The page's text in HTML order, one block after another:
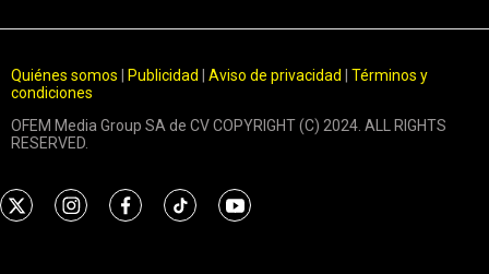
Quiénes somos Publicidad Aviso de privacidad
Términos y
condiciones
OFEM Media Group SA de CV COPYRIGHT (C) 2024. ALL RIGHTS
RESERVED.
t
i
f
t
y